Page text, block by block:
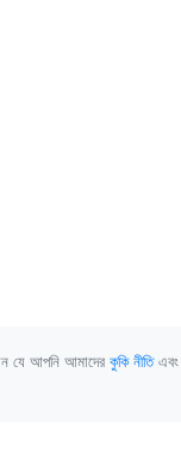
যে আপনি আমাদের কুকি নীতিএবং